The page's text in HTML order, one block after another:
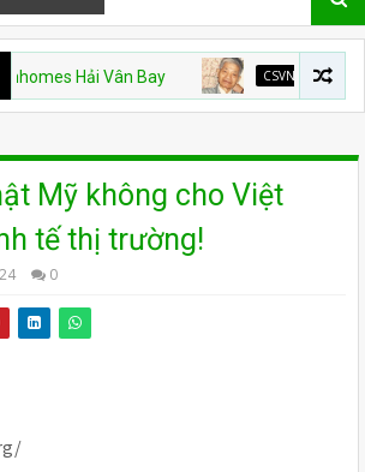
Vân Bay CSVN Án văn – Kỳ 9. Hết
Mỹ không cho Việt
tế thị trường!
0